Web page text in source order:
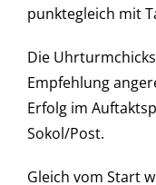
punktegleich mit
Die
Empfehlung
Erfolg im
Sokol/Post.
Gleich vom Start